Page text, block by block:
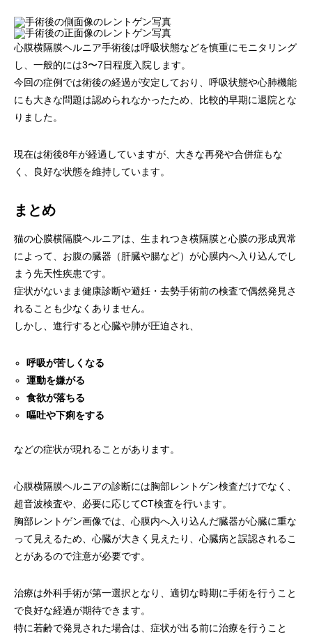
心膜横隔膜ヘルニア手術後は呼吸状態などを慎重にモニタリング
し、一般的には3〜7日程度入院します。
今回の症例では術後の経過が安定しており、呼吸状態や心肺機能
にも大きな問題は認められなかったため、比較的早期に退院とな
りました。
現在は術後8年が経過していますが、大きな再発や合併症もな
く、良好な状態を維持しています。
まとめ
猫の心膜横隔膜ヘルニアは、生まれつき横隔膜と心膜の形成異常
によって、お腹の臓器（肝臓や腸など）が心膜内へ入り込んでし
まう先天性疾患です。
症状がないまま健康診断や避妊・去勢手術前の検査で偶然発見さ
れることも少なくありません。
しかし、進行すると心臓や肺が圧迫され、
呼吸が苦しくなる
運動を嫌がる
食欲が落ちる
嘔吐や下痢をする
などの症状が現れることがあります。
心膜横隔膜ヘルニアの診断には胸部レントゲン検査だけでなく、
超音波検査や、必要に応じてCT検査を行います。
胸部レントゲン画像では、心膜内へ入り込んだ臓器が心臓に重な
って見えるため、心臓が大きく見えたり、心臓病と誤認されるこ
とがあるので注意が必要です。
治療は外科手術が第一選択となり、適切な時期に手術を行うこと
で良好な経過が期待できます。
特に若齢で発見された場合は、症状が出る前に治療を行うこと